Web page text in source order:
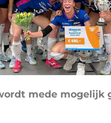
mede mogelijk